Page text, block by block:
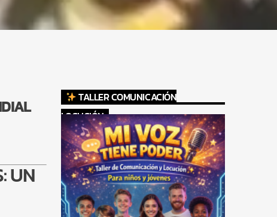
UN
TALLER COMUNICACIÓN
LOCUCIÓN